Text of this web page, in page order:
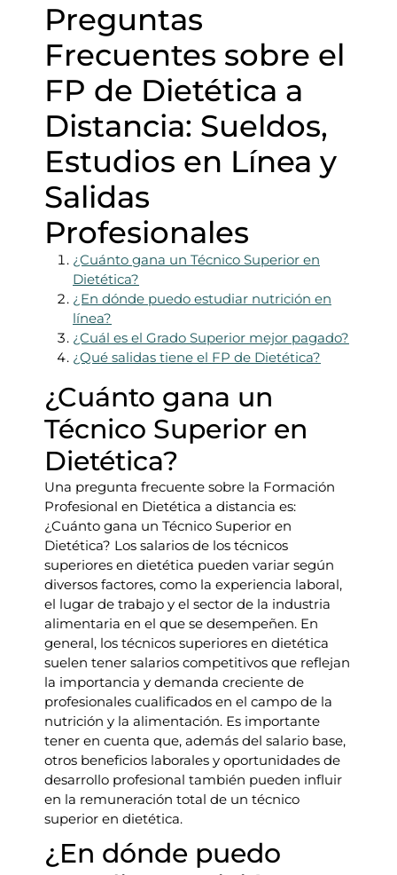
Preguntas
Frecuentes sobre el
FP de Dietética a
Distancia: Sueldos,
Estudios en Línea y
Salidas
Profesionales
¿Cuánto gana un Técnico Superior en
Dietética?
¿En dónde puedo estudiar nutrición en
línea?
¿Cuál es el Grado Superior mejor pagado?
¿Qué salidas tiene el FP de Dietética?
¿Cuánto gana un
Técnico Superior en
Dietética?
Una pregunta frecuente sobre la Formación
Profesional en Dietética a distancia es:
¿Cuánto gana un Técnico Superior en
Dietética? Los salarios de los técnicos
superiores en dietética pueden variar según
diversos factores, como la experiencia laboral,
el lugar de trabajo y el sector de la industria
alimentaria en el que se desempeñen. En
general, los técnicos superiores en dietética
suelen tener salarios competitivos que reflejan
la importancia y demanda creciente de
profesionales cualificados en el campo de la
nutrición y la alimentación. Es importante
tener en cuenta que, además del salario base,
otros beneficios laborales y oportunidades de
desarrollo profesional también pueden influir
en la remuneración total de un técnico
superior en dietética.
¿En dónde puedo